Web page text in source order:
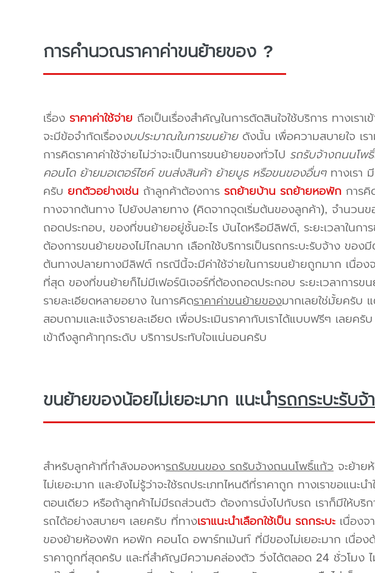
การคำนวณราคาค่าขนย้ายของ ?
เรื่อง ราคาค่าใช้จ่าย ถือเป็นเรื่องสำคัญในการตัดสินใจใช้บริการ ทางเรา
จะมีข้อจำกัดเรื่องงบประมาณในการขนย้ายดังนั้น เพื่อความสบายใจ เ
การคิดราคาค่าใช้จ่ายไม่ว่าจะเป็นการขนย้ายของทั่วไป รถรับจ้างถนนโ
คอนโด ย้ายมอเตอร์ไซค์ ขนส่งสินค้า ย้ายบูธ หรือขนของอื่นๆทางเรา
ครับ ยกตัวอย่างเช่น ถ้าลูกค้าต้องการ รถย้ายบ้าน รถย้ายหอพักการคิ
ทางจากต้นทาง ไปยังปลายทาง (คิดจากจุดเริ่มต้นของลูกค้า), จำนวน
ถอดประกอบ, ของที่ขนย้ายอยู่ชั้นอะไร บันไดหรือมีลิฟต์, ระยะเวลาในก
ต้องการขนย้ายของไม่ไกลมาก เลือกใช้บริการเป็นรถกระบะรับจ้าง ขอ
ต้นทางปลายทางมีลิฟต์ กรณีนี้จะมีค่าใช้จ่ายในการขนย้ายถูกมาก เนื่อง
ที่สุด ของที่ขนย้ายก็ไม่มีเฟอร์นิเจอร์ที่ต้องถอดประกอบ ระยะเวลาการข
รายละเอียดหลายอยาง ในการคิดราคาค่าขนย้ายของมากเลยใช่มั้ยครับ
สอบถามและแจ้งรายละเอียด เพื่อประเมินราคากับเราได้แบบฟรีๆ เลยครั
เข้าถึงลูกค้าทุกระดับ บริการประทับใจแน่นอนครับ
ขนย้ายของน้อยไม่เยอะมาก แนะนำรถกระบะรับจ้
สำหรับลูกค้าที่กำลังมองหารถรับขนของ รถรับจ้างถนนโพธิ์แก้วจะย้าย
ไม่เยอะมาก และยังไม่รู้ว่าจะใช้รถประเภทไหนดีที่ราคาถูก ทางเราขอแนะ
ตอนเดียว หรือถ้าลูกค้าไม่มีรถส่วนตัว ต้องการนั่งไปกับรถ เราก็มีให้บริ
รถได้อย่างสบายๆ เลยครับ ที่ทางเราแนะนำเลือกใช้เป็น รถกระบะเนื่องจ
ของย้ายห้องพัก หอพัก คอนโด อพาร์ทเม้นท์ ที่มีของไม่เยอะมาก เนื่อง
ราคาถูกที่สุดครับ และที่สำคัญมีความคล่องตัว วิ่งได้ตลอด 24 ชั่วโมง